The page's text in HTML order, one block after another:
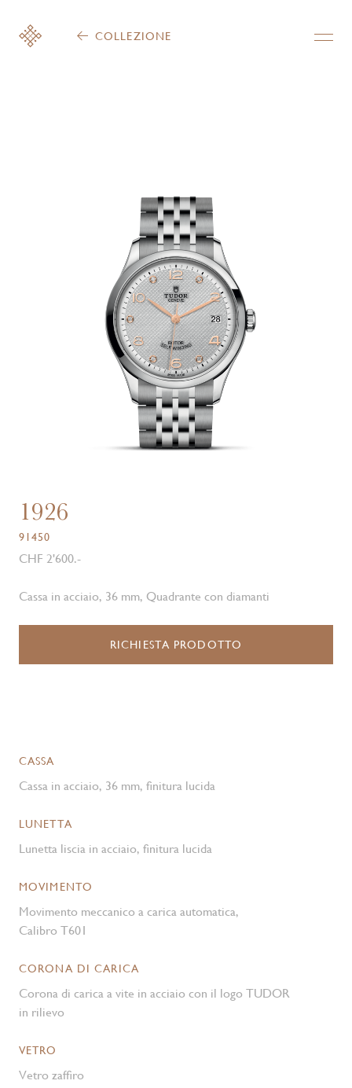
COLLEZIONE
1926
91450
CHF 2'600.-
Cassa in acciaio, 36 mm, Quadrante con diamanti
RICHIESTA PRODOTTO
CASSA
Cassa in acciaio, 36 mm, finitura lucida
LUNETTA
Lunetta liscia in acciaio, finitura lucida
MOVIMENTO
Movimento meccanico a carica automatica,
Calibro T601
CORONA DI CARICA
Corona di carica a vite in acciaio con il logo TUDOR
in rilievo
VETRO
Vetro zaffiro